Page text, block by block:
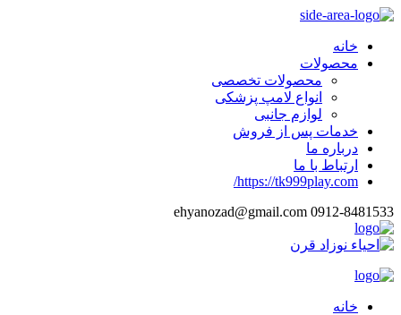
خانه
محصولات
محصولات تخصصی
انواع لامپ پزشکی
لوازم جانبی
خدمات پس از فروش
درباره ما
ارتباط با ما
https://tk999play.com/
ehyanozad@gmail.com 0912-8481533
خانه